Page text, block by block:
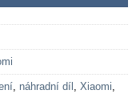
, náhradní díl , Xiaomi,